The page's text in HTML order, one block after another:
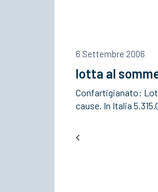
6 Settembre 2006
lotta al
Confartigianato:
cause. In Italia